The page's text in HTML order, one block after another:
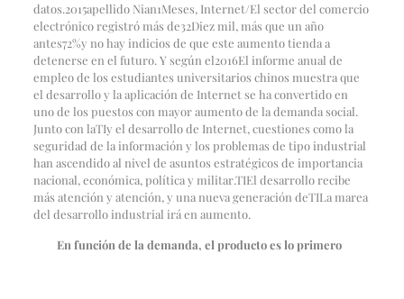
datos.2015apellido Nian1Meses, Internet/El sector del comercio
electrónico registró más de32Diez mil, más que un año
antes72%y no hay indicios de que este aumento tienda a
detenerse en el futuro. Y según el2016El informe anual de
empleo de los estudiantes universitarios chinos muestra que
el desarrollo y la aplicación de Internet se ha convertido en
uno de los puestos con mayor aumento de la demanda social.
Junto con laTIy el desarrollo de Internet, cuestiones como la
seguridad de la información y los problemas de tipo industrial
han ascendido al nivel de asuntos estratégicos de importancia
nacional, económica, política y militar.TIEl desarrollo recibe
más atención y atención, y una nueva generación deTILa marea
del desarrollo industrial irá en aumento.
En función de la demanda, el producto es lo primero